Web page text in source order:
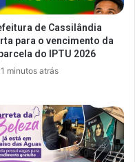
de Cassilândia
para o vencimento da
do IPTU 2026
minutos atrás